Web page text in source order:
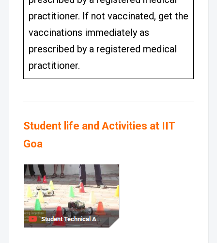
practitioner. If not vaccinated, get the
vaccinations immediately as
prescribed by a registered medical
practitioner.
Student life and Activities at IIT
Goa